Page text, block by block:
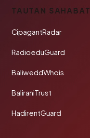
TAUTAN SAHABAT
CipagantRadar
RadioeduGuard
BaliweddWhois
BaliraniTrust
HadirentGuard